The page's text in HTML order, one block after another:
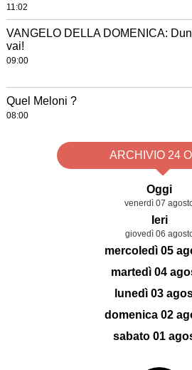
11:02
VANGELO DELLA DOMENICA:
vai!
09:00
Quel Meloni ?
08:00
ARCHIVIO 24
Oggi
venerdì 07
Ieri
giovedì 06
mercoledì 05
martedì 04
lunedì 03
domenica 02
sabato 01